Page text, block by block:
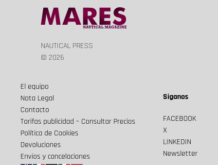
NAUTICAL PRESS
© 2026
El equipo
Nota Legal
Contacto
Tarifas publicidad – Consultar Precios
Política de Cookies
Devoluciones
Envios y cancelaciones
Siganos
FACEBOOK
X
LINKEDIN
Newsletter